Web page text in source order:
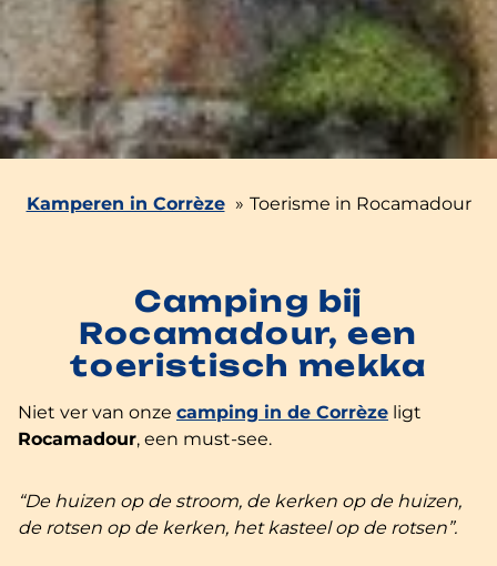
Kamperen in Corrèze Toerisme in Rocamadour
Camping bij
Rocamadour, een
toeristisch mekka
Niet ver van onze camping in de Corrèze ligt
Rocamadour, een must-see.
“De huizen op de stroom, de kerken op de huizen,
de rotsen op de kerken, het kasteel op de rotsen”.